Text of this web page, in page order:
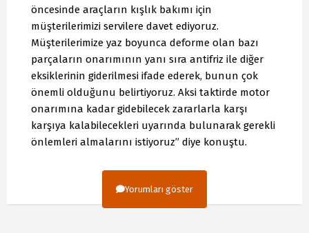
öncesinde araçların kışlık bakımı için
müşterilerimizi servilere davet ediyoruz.
Müşterilerimize yaz boyunca deforme olan bazı
parçaların onarımının yanı sıra antifriz ile diğer
eksiklerinin giderilmesi ifade ederek, bunun çok
önemli olduğunu belirtiyoruz. Aksi taktirde motor
onarımına kadar gidebilecek zararlarla karşı
karşıya kalabilecekleri uyarında bulunarak gerekli
önlemleri almalarını istiyoruz” diye konuştu.
Yorumları göster